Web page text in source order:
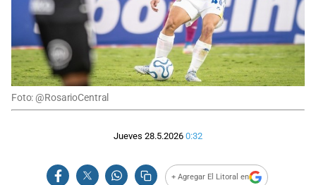
Foto: @RosarioCentral
Jueves 28.5.2026 0:32
+ Agregar El Litoral en